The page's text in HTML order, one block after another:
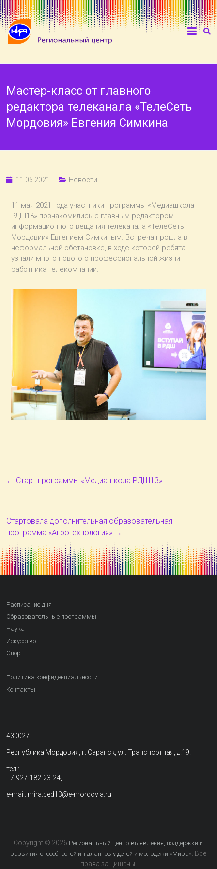
Мастер-класс от главного
редактора телеканала «ТелеСеть
Мордовия» Евгения Симкина
11.05.2021 Новости
11 мая 2021 года участники программы «Медиашкола
РДШ13» познакомились с главным редактором
информационного вещания телеканала «ТелеСеть
Мордовии» Евгением Симкиным. Встреча прошла в
неформальной обстановке, в ходе которой ребята
узнали много нового о профессиональной жизни
работника телекомпании.
← Старт программы «Медиашкола РДШ13»
Стартовала дополнительная образовательная
программа «Агротехнология» →
Расписание дня
Образовательные программы
Наука
Искусство
Спорт
Политика конфиденциальности
Контакты
430027
Республика Мордовия, г. Саранск, ул. Транспортная, д.19.
тел.:
+7-927-182-23-24,
e-mail: mira.ped13@e-mordovia.ru
Copyright © 2026 Региональный центр выявления, поддержки и
развития способностей и талантов у детей и молодежи «Мира» . Все
права защищены.